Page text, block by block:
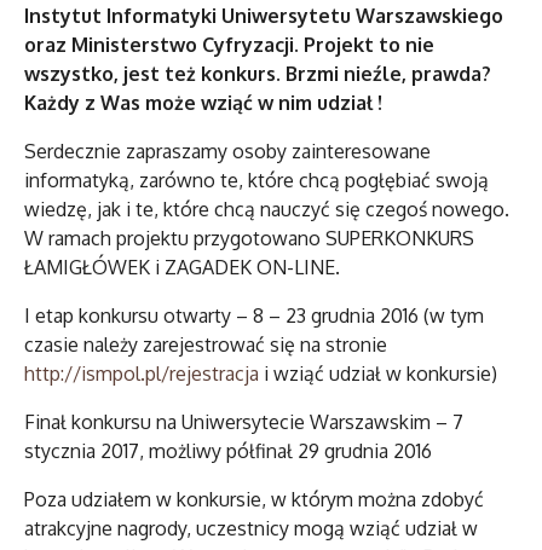
Instytut Informatyki Uniwersytetu Warszawskiego
oraz Ministerstwo Cyfryzacji. Projekt to nie
wszystko, jest też konkurs. Brzmi nieźle, prawda?
Każdy z Was może wziąć w nim udział !
Serdecznie zapraszamy osoby zainteresowane
informatyką, zarówno te, które chcą pogłębiać swoją
wiedzę, jak i te, które chcą nauczyć się czegoś nowego.
W ramach projektu przygotowano SUPERKONKURS
ŁAMIGŁÓWEK i ZAGADEK ON-LINE.
I etap konkursu otwarty – 8 – 23 grudnia 2016 (w tym
czasie należy zarejestrować się na stronie
http://ismpol.pl/rejestracja i wziąć udział w konkursie)
Finał konkursu na Uniwersytecie Warszawskim – 7
stycznia 2017, możliwy półfinał 29 grudnia 2016
Poza udziałem w konkursie, w którym można zdobyć
atrakcyjne nagrody, uczestnicy mogą wziąć udział w